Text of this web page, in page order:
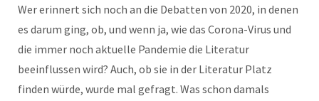
Wer erinnert sich noch an die Debatten von 2020, in denen
es darum ging, ob, und wenn ja, wie das Corona-Virus und
die immer noch aktuelle Pandemie die Literatur
beeinflussen wird? Auch, ob sie in der Literatur Platz
finden würde, wurde mal gefragt. Was schon damals